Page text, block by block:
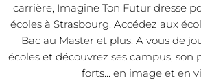
carrière, Imagine Ton Futur dresse
écoles à Strasbourg. Accédez aux
Bac au Master et plus. A vous de
écoles et découvrez ses campus, son
forts... en image et en